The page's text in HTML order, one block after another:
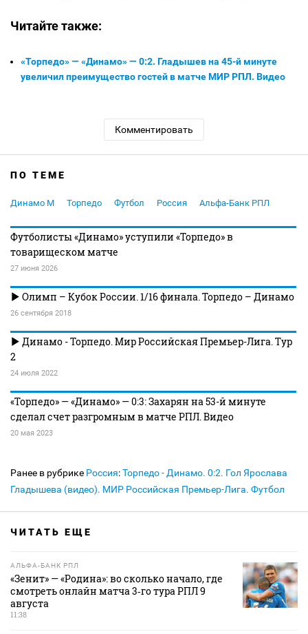
Читайте также:
«Торпедо» — «Динамо» — 0:2. Гладышев на 45-й минуте
увеличил преимущество гостей в матче МИР РПЛ. Видео
Комментировать
ПО ТЕМЕ
Динамо М Торпедо Футбол Россия Альфа-Банк РПЛ
Футболисты «Динамо» уступили «Торпедо» в
товарищеском матче
27 июня 2026
Олимп – Кубок России. 1/16 финала. Торпедо – Динамо
26 сентября 2018
Динамо - Торпедо. Мир Российская Премьер-Лига. Тур
2
24 июля 2022
«Торпедо» — «Динамо» — 0:3: Захарян на 53-й минуте
сделал счет разгромным в матче РПЛ. Видео
20 мая 2023
Ранее в рубрике Россия:Торпедо - Динамо. 0:2. Гол Ярослава
Гладышева (видео). МИР Российская Премьер-Лига. Футбол
ЧИТАТЬ ЕЩЕ
АЛЬФА-БАНК РПЛ
«Зенит» — «Родина»: во сколько начало, где
смотреть онлайн матча 3‑го тура РПЛ 9
августа
11:38